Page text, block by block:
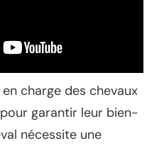
charge des chevaux
garantir leur bien-
nécessite une